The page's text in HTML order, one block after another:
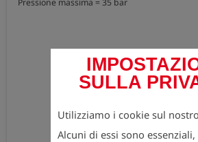
SULLA
Utilizziamo i cookie sul
Alcuni di essi sono
Pressione massima = 35 bar